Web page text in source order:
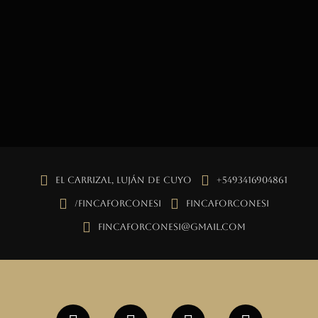
El Carrizal, Luján de Cuyo +5493416904861
/fincaforconesi fincaforconesi
fincaforconesi@gmail.com